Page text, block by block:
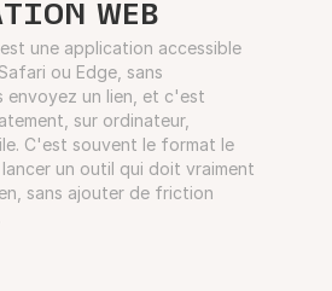
WEB
une application accessible
ou Edge, sans
envoyez un lien, et c'est
sur ordinateur,
C'est souvent le format le
un outil qui doit vraiment
sans ajouter de friction